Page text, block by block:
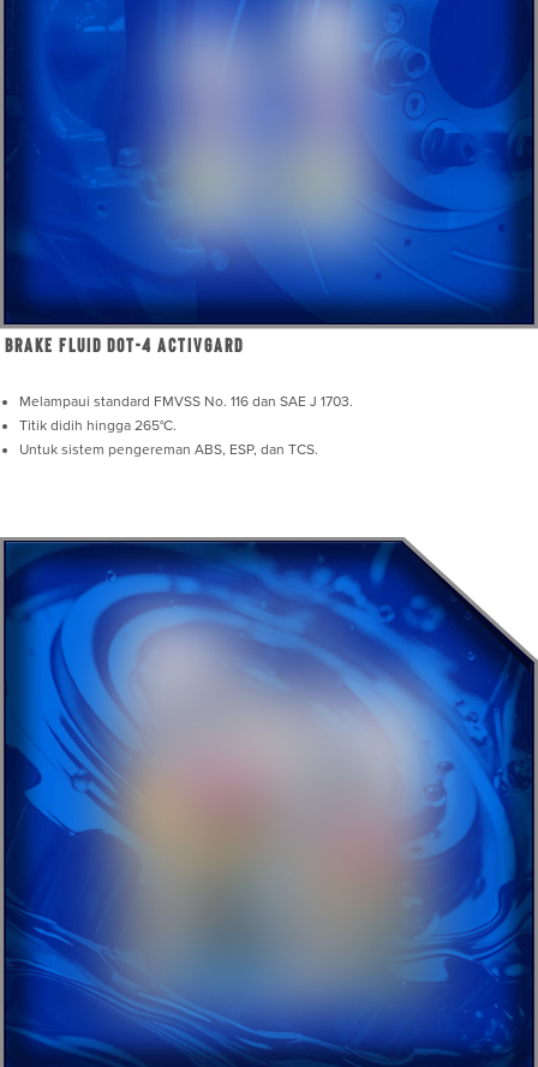
Brake Fluid DOT-4 ActivGard
Melampaui standard FMVSS No. 116 dan SAE J 1703.
Titik didih hingga 265°C.
Untuk sistem pengereman ABS, ESP, dan TCS.